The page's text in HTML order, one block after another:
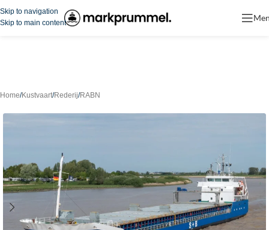
Skip to navigation
Skip to main content
Home/Kustvaart/Rederij/RABN